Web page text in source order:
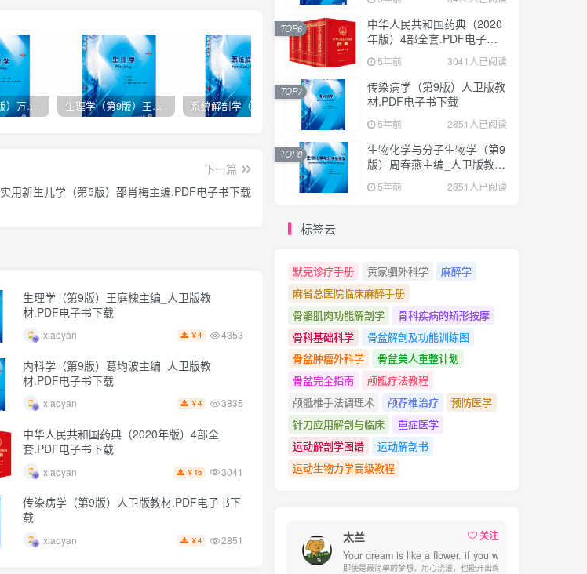
诊断学（第9版）万学红主编_人卫版教材.PDF电子书下载 生理学（第9版）王庭槐主编_人卫版教材.PDF电子书下载 内科学（第9版）葛均波主编_人卫版教材.PDF电子书下载
下一篇
实用新生儿学（第5版）邵肖梅主编.PDF电子书下载
生理学（第9版）王庭槐主编_人卫版教
材.PDF电子书下载
xiaoyan ￥4 4353
内科学（第9版）葛均波主编_人卫版教
材.PDF电子书下载
xiaoyan ￥4 3835
中华人民共和国药典（2020年版）4部全
套.PDF电子书下载
xiaoyan ￥ 15 3041
传染病学（第9版）人卫版教材.PDF电子书下
载
xiaoyan ￥4 2851
中华人民共和国药典（2020
年版）4部全套.PDF电子书
下载
5年前 3041人已阅读
TOP6
传染病学（第9版）人卫版教
材.PDF电子书下载
5年前 2851人已阅读
TOP7
生物化学与分子生物学（第9
版）周春燕主编_人卫版教
材.PDF电子书下载
5年前 2851人已阅读
TOP8
标签云
默克诊疗手册 黄家驷外科学
麻醉学
麻省总医院临床麻醉手册
骨骼肌肉功能解剖学
骨科疾病的矫形按摩
骨科基础科学
骨盆解剖及功能训练图
骨盆肿瘤外科学
骨盆美人重整计划
骨盆完全指南
颅骶疗法教程
颅骶椎手法调理术
颅荐椎治疗
预防医学
针刀应用解剖与临床
重症医学
运动解剖学图谱
运动解剖书
运动生物力学高级教程
太兰
关注
Your dream is like a flower. if you water it patiently,
即使是最简单的梦想，用心浇灌，也能开出绚烂的花